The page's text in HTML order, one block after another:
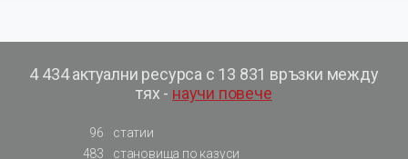
4 434 актуални ресурса с 13 831 връзки между
тях - научи повече
96
статии
483
становища по казуси